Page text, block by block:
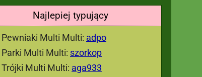
Najlepiej typujący
Pewniaki Multi Multi: adpo
Parki Multi Multi: szorkop
Trójki Multi Multi: aga933